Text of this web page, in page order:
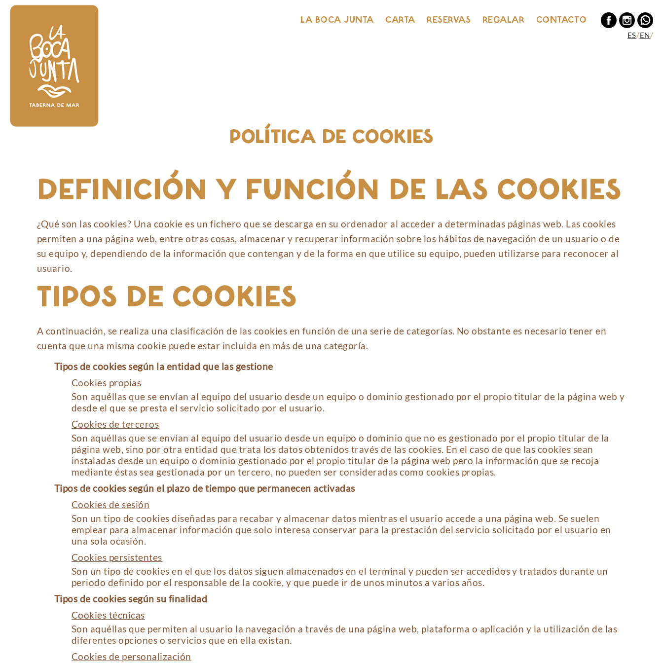
LA BOCA JUNTA CARTA RESERVAS REGALAR CONTACTO
ES/EN/
POLÍTICA DE COOKIES
DEFINICIÓN Y FUNCIÓN DE LAS COOKIES
¿Qué son las cookies? Una cookie es un fichero que se descarga en su ordenador al acceder a determinadas páginas web. Las cookies
permiten a una página web, entre otras cosas, almacenar y recuperar información sobre los hábitos de navegación de un usuario o de
su equipo y, dependiendo de la información que contengan y de la forma en que utilice su equipo, pueden utilizarse para reconocer al
usuario.
TIPOS DE COOKIES
A continuación, se realiza una clasificación de las cookies en función de una serie de categorías. No obstante es necesario tener en
cuenta que una misma cookie puede estar incluida en más de una categoría.
Tipos de cookies según la entidad que las gestione
Cookies propias
Son aquéllas que se envían al equipo del usuario desde un equipo o dominio gestionado por el propio titular de la página web y
desde el que se presta el servicio solicitado por el usuario.
Cookies de terceros
Son aquéllas que se envían al equipo del usuario desde un equipo o dominio que no es gestionado por el propio titular de la
página web, sino por otra entidad que trata los datos obtenidos través de las cookies. En el caso de que las cookies sean
instaladas desde un equipo o dominio gestionado por el propio titular de la página web pero la información que se recoja
mediante éstas sea gestionada por un tercero, no pueden ser consideradas como cookies propias.
Tipos de cookies según el plazo de tiempo que permanecen activadas
Cookies de sesión
Son un tipo de cookies diseñadas para recabar y almacenar datos mientras el usuario accede a una página web. Se suelen
emplear para almacenar información que solo interesa conservar para la prestación del servicio solicitado por el usuario en
una sola ocasión.
Cookies persistentes
Son un tipo de cookies en el que los datos siguen almacenados en el terminal y pueden ser accedidos y tratados durante un
periodo definido por el responsable de la cookie, y que puede ir de unos minutos a varios años.
Tipos de cookies según su finalidad
Cookies técnicas
Son aquéllas que permiten al usuario la navegación a través de una página web, plataforma o aplicación y la utilización de las
diferentes opciones o servicios que en ella existan.
Cookies de personalización